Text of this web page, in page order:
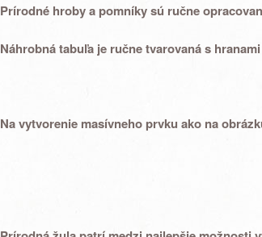
Prírodné hroby a pomníky sú ručne
Náhrobná tabuľaje ručne tvarovaná s
Na vytvorenie masívneho prvku ako na